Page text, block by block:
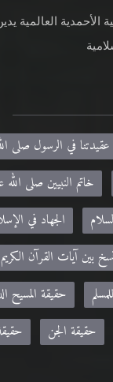
الأحمدية العالمية
عقيدتنا في الرسول صلى
خاتم النبيين صلى الله
الجهاد في
بين آيات القرآن الكريم
حقيقة المسيح
حقيقة الجن